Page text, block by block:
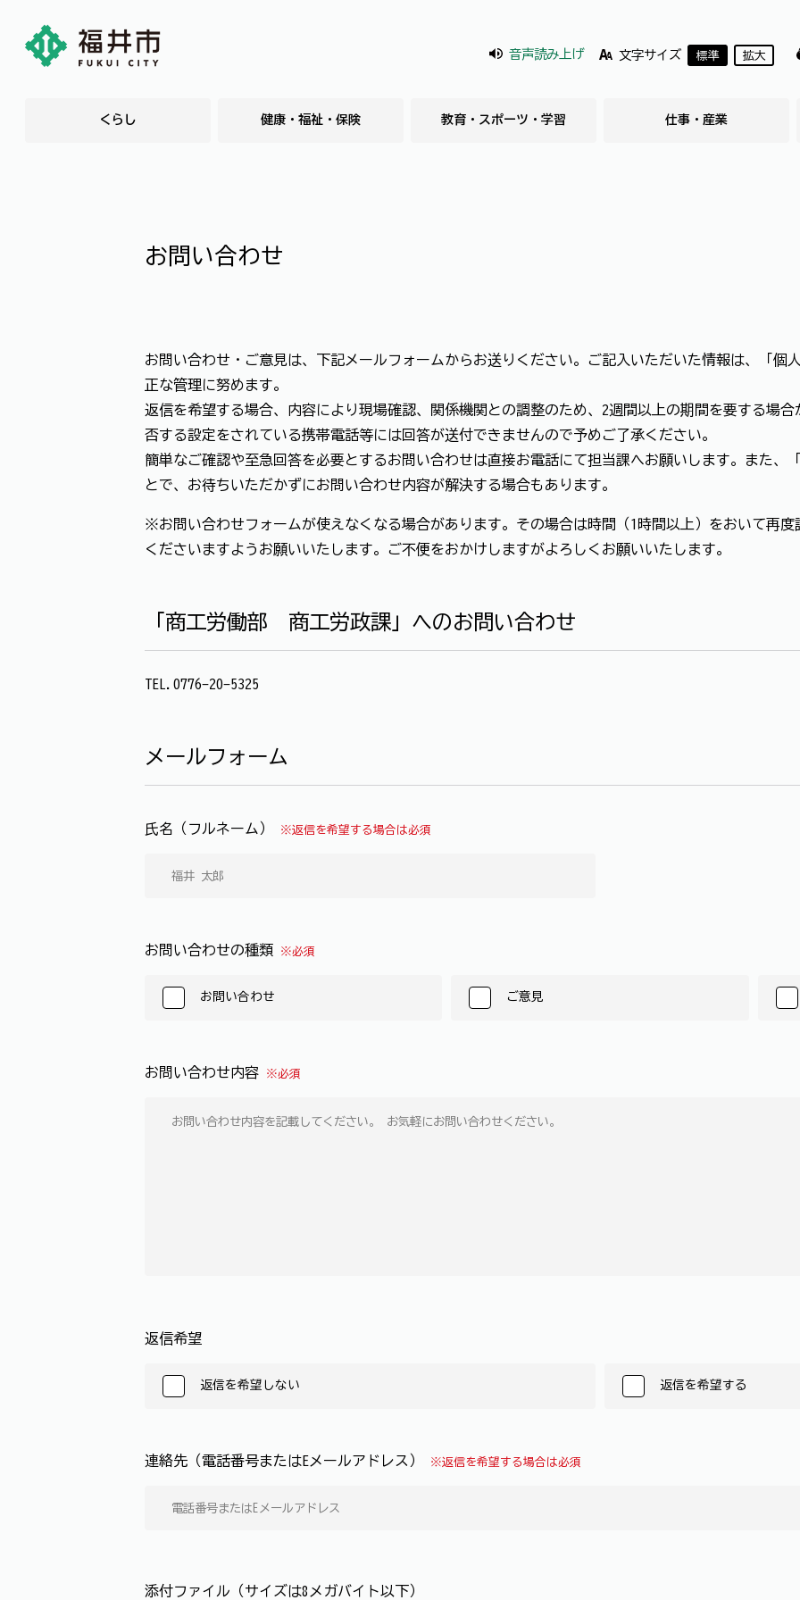
音声読み上げ 文字サイズ 標準 拡大
くらし 健康・福祉・保険 教育・スポーツ・学習 仕事・産業
お問い合わせ
お問い合わせ・ご意見は、下記メールフォームからお送りください。ご記入いただいた情報は、「個
正な管理に努めます。
返信を希望する場合、内容により現場確認、関係機関との調整のため、2週間以上の期間を要する場
否する設定をされている携帯電話等には回答が送付できませんので予めご了承ください。
簡単なご確認や至急回答を必要とするお問い合わせは直接お電話にて担当課へお願いします。また、
とで、お待ちいただかずにお問い合わせ内容が解決する場合もあります。
※お問い合わせフォームが使えなくなる場合があります。その場合は時間（1時間以上）をおいて再
くださいますようお願いいたします。ご不便をおかけしますがよろしくお願いいたします。
「商工労働部 商工労政課」へのお問い合わせ
TEL.0776-20-5325
メールフォーム
氏名（フルネーム） ※返信を希望する場合は必須
お問い合わせの種類 ※必須
お問い合わせ ご意見
お問い合わせ内容 ※必須
返信希望
返信を希望しない 返信を希望する
連絡先（電話番号またはEメールアドレス） ※返信を希望する場合は必須
添付ファイル（サイズは8メガバイト以下）